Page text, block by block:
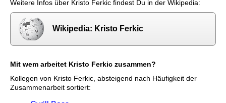
Weitere Infos über Kristo Ferkic findest Du in der Wikipedia:
Wikipedia: Kristo Ferkic
Mit wem arbeitet Kristo Ferkic zusammen?
Kollegen von Kristo Ferkic, absteigend nach Häufigkeit der
Zusammenarbeit sortiert: